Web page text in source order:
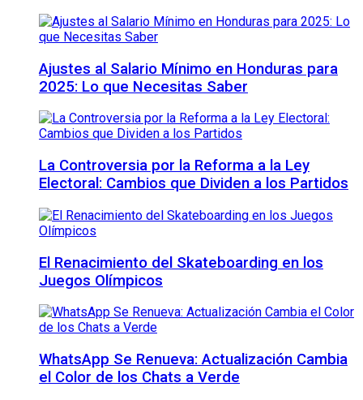
Ajustes al Salario Mínimo en Honduras para
2025: Lo que Necesitas Saber
La Controversia por la Reforma a la Ley
Electoral: Cambios que Dividen a los Partidos
El Renacimiento del Skateboarding en los
Juegos Olímpicos
WhatsApp Se Renueva: Actualización Cambia
el Color de los Chats a Verde